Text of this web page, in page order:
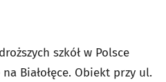
szkół w Polsce
Białołęce. Obiekt przy ul.